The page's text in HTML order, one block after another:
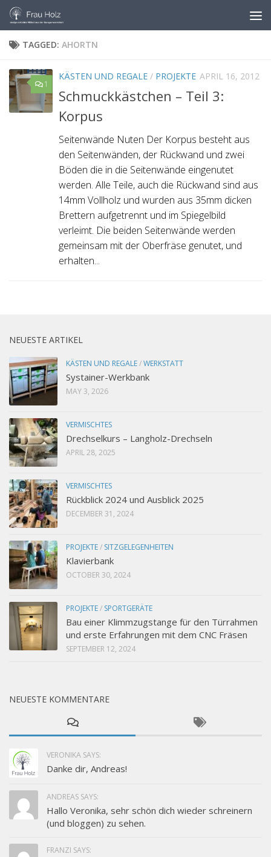
Skip to content
TAGGED: AHORTN
1
KÄSTEN UND REGALE / PROJEKTE APRIL 16, 2012
Schmuckkästchen – Teil 3:
Korpus
Seitenwände Nuten Der Korpus besteht aus
den Seitenwänden, der Rückwand und zwei
Böden die in die Seitenwände eingenutet
werden. Alle Teile, auch die Rückwand sind aus
14mm Vollholz und wurden aus 35mm dicken
Brettern aufgetrennt und im Spiegelbild
verleimt. Die beiden Seitenwände werden
gemeinsam mit der Oberfräse genutet, und
erhalten...
NEUESTE ARTIKEL
KÄSTEN UND REGALE/WERKSTATT
Systainer-Werkbank
MAY 3, 2026
VERMISCHTES
Drechselkurs – Langholz-Drechseln
APRIL 28, 2025
VERMISCHTES
Rückblick 2024 und Ausblick 2025
DECEMBER 31, 2024
PROJEKTE/ SITZGELEGENHEITEN
Klavierbank
OCTOBER 30, 2024
PROJEKTE/ SPORTGERÄTE
Bau einer Klimmzugstange für den Türrahmen
und erste Erfahrungen mit dem CNC Fräsen
SEPTEMBER 12, 2024
NEUESTE KOMMENTARE
VERONIKA SAYS:
Danke dir, Andreas!
ANDREAS SAYS:
Hallo Veronika, sehr schön dich wieder schreinern
(und bloggen) zu sehen.
FRANZI SAYS: